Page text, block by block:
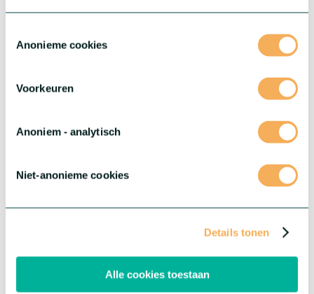
Anonieme cookies
Voorkeuren
Anoniem - analytisch
Niet-anonieme cookies
Details tonen
Alle cookies toestaan
se posiciona
como un auténtico producto premium, cautivando por
®